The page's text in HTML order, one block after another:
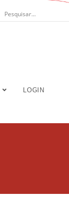
LOGIN